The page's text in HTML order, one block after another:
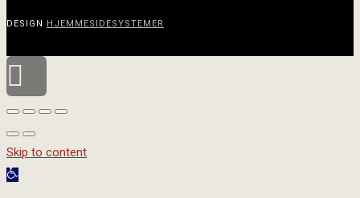
DESIGN HJEMMESIDESYSTEMER
to
top
Skip to content
Open